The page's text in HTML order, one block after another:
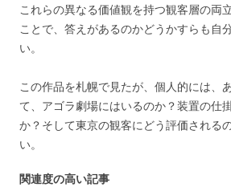
これらの異なる価値観を持つ観客層の両
ことで、答えがあるのかどうかすらも自
い。
この作品を札幌で見たが、個人的には、
て、アゴラ劇場にはいるのか？装置の仕
か？そして東京の観客にどう評価される
い。
関連度の高い記事